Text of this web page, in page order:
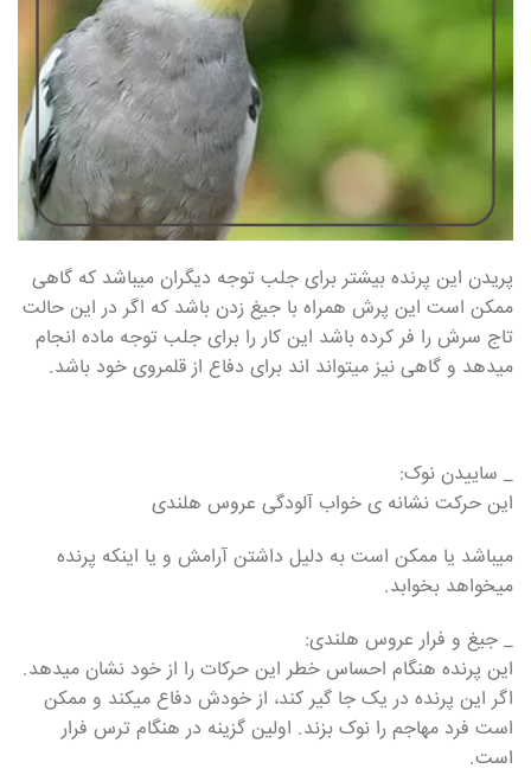
پریدن این پرنده بیشتر برای جلب توجه دیگران میباشد که گاهی
ممکن است این پرش همراه با جیغ زدن باشد که اگر در این حالت
تاج سرش را فر کرده باشد این کار را برای جلب توجه ماده انجام
میدهد و گاهی نیز میتواند اند برای دفاع از قلمروی خود باشد.
_ ساییدن نوک:
این حرکت نشانه ی خواب آلودگی عروس هلندی
میباشد یا ممکن است به دلیل داشتن آرامش و یا اینکه پرنده
میخواهد بخوابد.
_ جیغ و فرار عروس هلندی:
این پرنده هنگام احساس خطر این حرکات را از خود نشان میدهد.
اگر این پرنده در یک جا گیر کند، از خودش دفاع میکند و ممکن
است فرد مهاجم را نوک بزند. اولین گزینه در هنگام ترس فرار
است.